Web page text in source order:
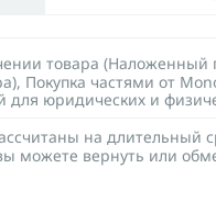
товара (Наложенный
Покупка частями от
для юридических и
на длительный
можете вернуть или